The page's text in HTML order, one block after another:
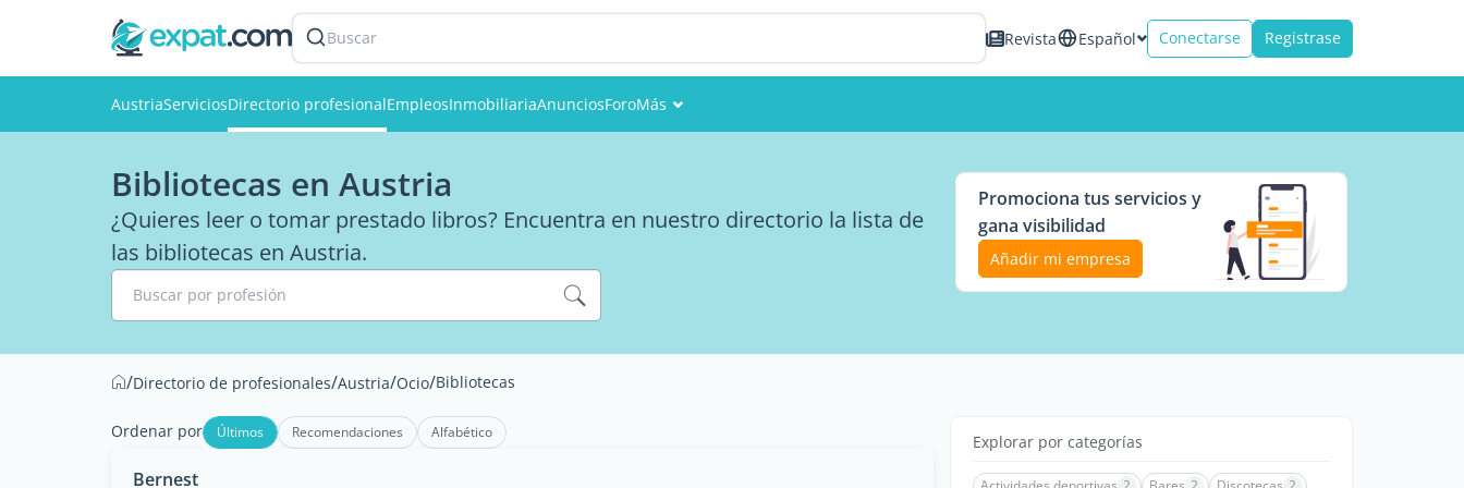
Buscar Revista Español Conectarse Registrase
AustriaServiciosDirectorio profesionalEmpleosInmobiliariaAnunciosForoMás
Bibliotecas en Austria
¿Quieres leer o tomar prestado libros? Encuentra en nuestro directorio la lista de
las bibliotecas en Austria.
Buscar por profesión
Promociona tus servicios y
gana visibilidad
Añadir mi empresa
/Directorio de profesionales/Austria/Ocio/Bibliotecas
Ordenar por Últimos Recomendaciones Alfabético
Bernest
Explorar por categorías